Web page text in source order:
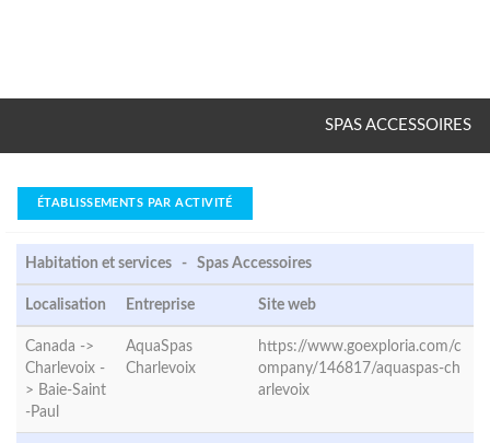
SPAS ACCESSOIRES
ÉTABLISSEMENTS PAR ACTIVITÉ
Habitation et services - Spas Accessoires
Localisation Entreprise Site web
Canada ->
Charlevoix -
> Baie-Saint
-Paul
AquaSpas
Charlevoix
https://www.goexploria.com/c
ompany/146817/aquaspas-ch
arlevoix